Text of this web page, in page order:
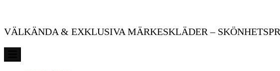
VÄLKÄNDA & EXKLUSIVA MÄRKESKLÄDER –